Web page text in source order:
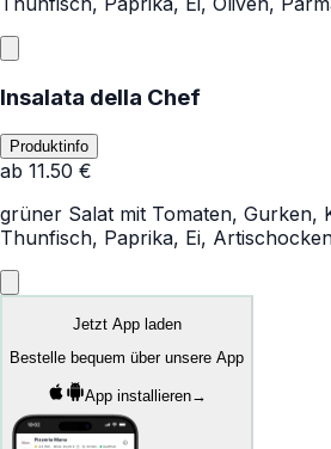
Insalata della Chef
Produktinfo
ab 11.50 €
grüner Salat mit Tomaten, Gurken,
Thunfisch, Paprika, Ei,
Jetzt App laden
Bestelle bequem über unsere App
App installieren→